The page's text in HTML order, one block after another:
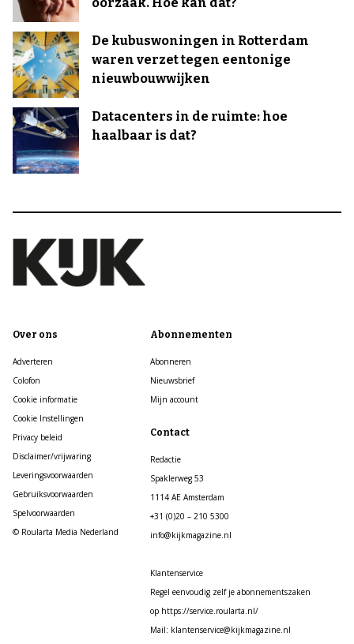
De kubuswoningen in Rotterdam
waren verzet tegen eentonige
nieuwbouwwijken
Datacenters in de ruimte: hoe
haalbaar is dat?
Over ons
Adverteren
Colofon
Cookie informatie
Cookie Instellingen
Privacy beleid
Disclaimer/vrijwaring
Leveringsvoorwaarden
Gebruiksvoorwaarden
Spelvoorwaarden
© Roularta Media Nederland
Abonnementen
Abonneren
Nieuwsbrief
Mijn account
Contact
Redactie
Spaklerweg 53
1114 AE Amsterdam
+31 (0)20 – 210 5300
info@kijkmagazine.nl
Klantenservice
Regel eenvoudig zelf je abonnementszaken
op https://service.roularta.nl/
Mail: klantenservice@kijkmagazine.nl